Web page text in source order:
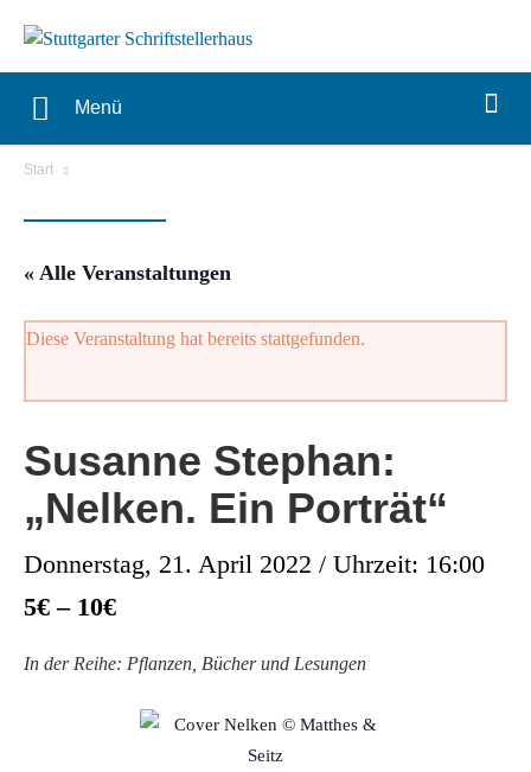
Menü
Start
« Alle Veranstaltungen
Diese Veranstaltung hat bereits stattgefunden.
Susanne Stephan:
„Nelken. Ein Porträt“
Donnerstag, 21. April 2022 / Uhrzeit: 16:00
5€ – 10€
In der Reihe: Pflanzen, Bücher und Lesungen